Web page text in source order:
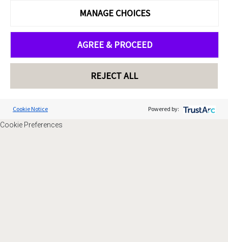
MANAGE CHOICES
AGREE & PROCEED
REJECT ALL
Cookie Notice Powered by:
Cookie Preferences